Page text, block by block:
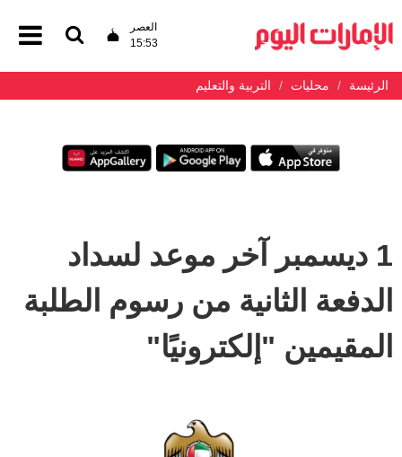
العصر
15:53
الرئيسة محليات التربية والتعليم
1 ديسمبر آخر موعد لسداد
الدفعة الثانية من رسوم الطلبة
المقيمين "إلكترونيًا"